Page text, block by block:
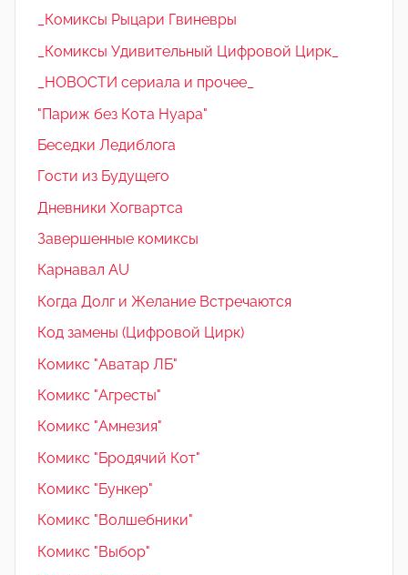
_Комиксы Рыцари Гвиневры
_Комиксы Удивительный Цифровой Цирк_
_НОВОСТИ сериала и прочее_
"Париж без Кота Нуара"
Беседки Ледиблога
Гости из Будущего
Дневники Хогвартса
Завершенные комиксы
Карнавал AU
Когда Долг и Желание Встречаются
Код замены (Цифровой Цирк)
Комикс "Аватар ЛБ"
Комикс "Агресты"
Комикс "Амнезия"
Комикс "Бродячий Кот"
Комикс "Бункер"
Комикс "Волшебники"
Комикс "Выбор"